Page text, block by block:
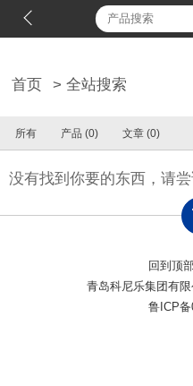
首页 > 全站搜索
所有 产品 (0) 文章 (0)
没有找到你要的东西，请
回到顶
青岛科尼乐集团有
鲁ICP